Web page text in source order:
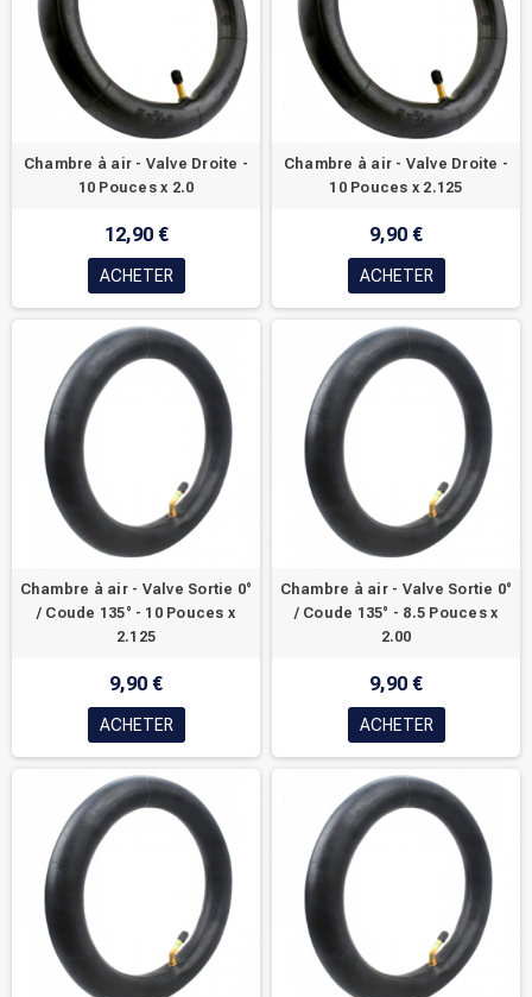
Chambre à air - Valve Droite -
10 Pouces x 2.0
12,90 €
ACHETER
Chambre à air - Valve Droite -
10 Pouces x 2.125
9,90 €
ACHETER
Chambre à air - Valve Sortie 0°
/ Coude 135° - 10 Pouces x
2.125
9,90 €
ACHETER
Chambre à air - Valve Sortie 0°
/ Coude 135° - 8.5 Pouces x
2.00
9,90 €
ACHETER